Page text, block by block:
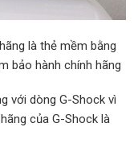
là thẻ mềm bằng
bảo hành chính hãng
với dòng G-Shock vì
của G-Shock là